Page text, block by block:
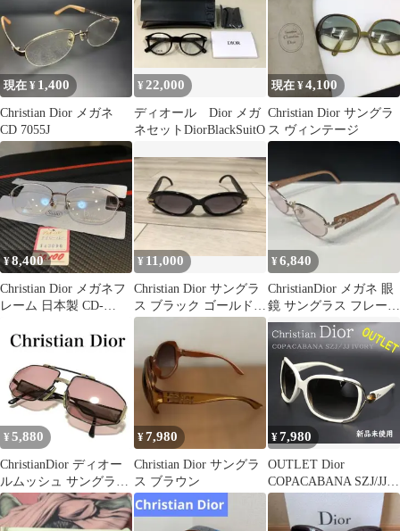
現在 ¥ 1,400
Christian Dior メガネ
CD 7055J
¥ 22,000
ディオール Dior メガ
ネセットDiorBlackSuitO
現在 ¥4,100
Christian Dior サングラ
ス ヴィンテージ
¥8,400
Christian Dior メガネフ
レーム 日本製 CD-
¥ 11,000
Christian Dior サングラ
ス ブラック ゴールド
y2k
¥6,840
ChristianDior メガネ 眼
鏡 サングラス フレーム
度無カラーレンズ
¥ 5,880
ChristianDior ディオー
ルムッシュ サングラス
ヴィンテージ ピンク
¥7,980
Christian Dior サングラ
ス ブラウン
¥7,980
OUTLET Dior
COPACABANA SZJ/JJ
IVORY ディオール サン
グラス アイボリー レデ